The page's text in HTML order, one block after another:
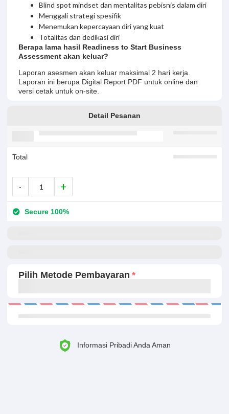
Blind spot mindset dan mentalitas pebisnis dalam diri
Menggali strategi spesifik
Menemukan kepercayaan diri yang kuat
Totalitas dan dedikasi diri
Berapa lama hasil Readiness to Start Business
Assessment akan keluar?
Laporan asesmen akan keluar maksimal 2 hari kerja.
Laporan ini berupa Digital Report PDF untuk online dan
versi cetak untuk on-site.
Detail Pesanan
Total
Secure 100%
Pilih Metode Pembayaran
Informasi Pribadi Anda Aman